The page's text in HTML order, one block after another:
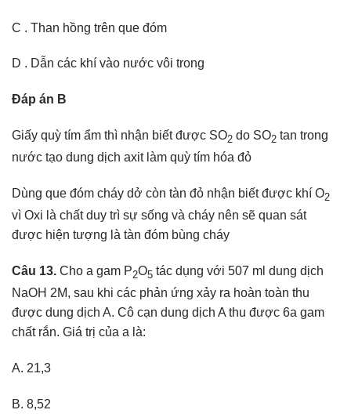
C . Than hồng trên que đóm
D . Dẫn các khí vào nước vôi trong
Đáp án B
Giấy quỳ tím ẩm thì nhận biết được SO2 do SO2 tan trong
nước tạo dung dịch axit làm quỳ tím hóa đỏ
Dùng que đóm cháy dở còn tàn đỏ nhận biết được khí O2
vì Oxi là chất duy trì sự sống và cháy nên sẽ quan sát
được hiện tượng là tàn đóm bùng cháy
Câu 13. Cho a gam P2O5 tác dụng với 507 ml dung dịch
NaOH 2M, sau khi các phản ứng xảy ra hoàn toàn thu
được dung dịch A. Cô cạn dung dịch A thu được 6a gam
chất rắn. Giá trị của a là:
A. 21,3
B. 8,52